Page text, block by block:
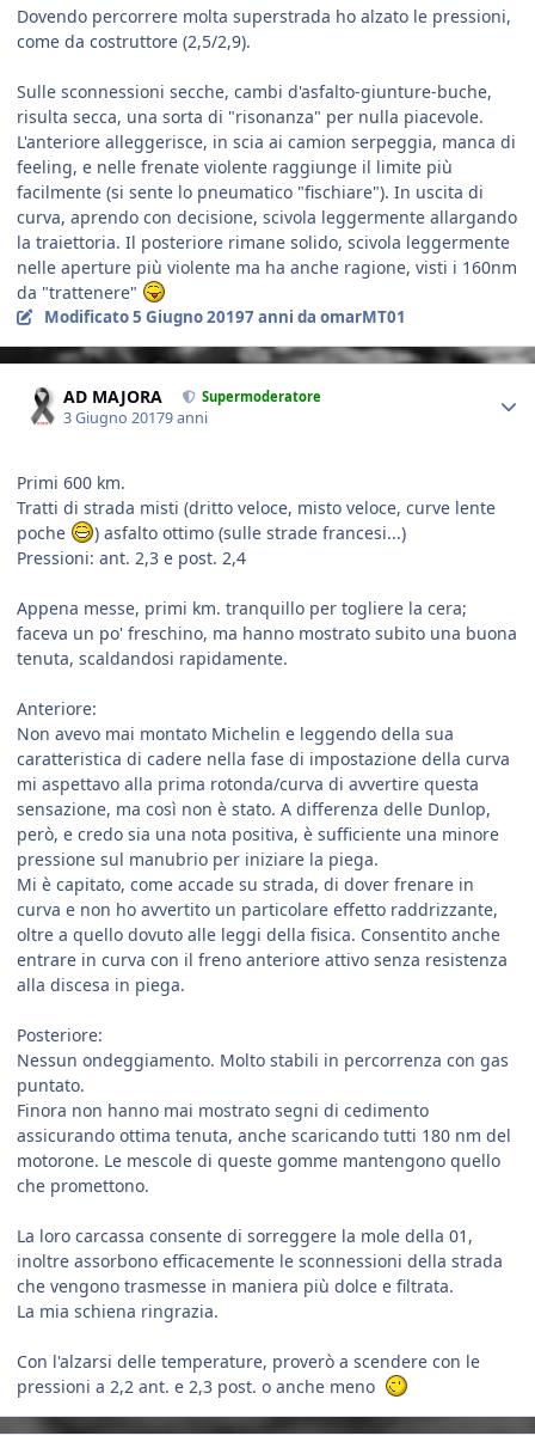
Dovendo percorrere molta superstrada ho alzato le pressioni,
come da costruttore (2,5/2,9).
Sulle sconnessioni secche, cambi d'asfalto-giunture-buche,
risulta secca, una sorta di "risonanza" per nulla piacevole.
L'anteriore alleggerisce, in scia ai camion serpeggia, manca di
feeling, e nelle frenate violente raggiunge il limite più
facilmente (si sente lo pneumatico "fischiare"). In uscita di
curva, aprendo con decisione, scivola leggermente allargando
la traiettoria. Il posteriore rimane solido, scivola leggermente
nelle aperture più violente ma ha anche ragione, visti i 160nm
da "trattenere"
Modificato5 Giugno 20197 anni da omarMT01
AD MAJORA Supermoderatore
3 Giugno 20179 anni
Primi 600 km.
Tratti di strada misti (dritto veloce, misto veloce, curve lente
poche
) asfalto ottimo (sulle strade francesi...)
Pressioni: ant. 2,3 e post. 2,4
Appena messe, primi km. tranquillo per togliere la cera;
faceva un po' freschino, ma hanno mostrato subito una buona
tenuta, scaldandosi rapidamente.
Anteriore:
Non avevo mai montato Michelin e leggendo della sua
caratteristica di cadere nella fase di impostazione della curva
mi aspettavo alla prima rotonda/curva di avvertire questa
sensazione, ma così non è stato. A differenza delle Dunlop,
però, e credo sia una nota positiva, è sufficiente una minore
pressione sul manubrio per iniziare la piega.
Mi è capitato, come accade su strada, di dover frenare in
curva e non ho avvertito un particolare effetto raddrizzante,
oltre a quello dovuto alle leggi della fisica. Consentito anche
entrare in curva con il freno anteriore attivo senza resistenza
alla discesa in piega.
Posteriore:
Nessun ondeggiamento. Molto stabili in percorrenza con gas
puntato.
Finora non hanno mai mostrato segni di cedimento
assicurando ottima tenuta, anche scaricando tutti 180 nm del
motorone. Le mescole di queste gomme mantengono quello
che promettono.
La loro carcassa consente di sorreggere la mole della 01,
inoltre assorbono efficacemente le sconnessioni della strada
che vengono trasmesse in maniera più dolce e filtrata.
La mia schiena ringrazia.
Con l'alzarsi delle temperature, proverò a scendere con le
pressioni a 2,2 ant. e 2,3 post. o anche meno